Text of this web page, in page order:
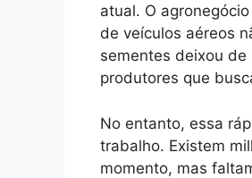
atual. O
de veículos aéreos
sementes deixou
produtores que
No entanto, essa
trabalho. Existem
momento, mas